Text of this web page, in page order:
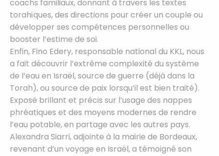
coachs familiaux, donnant à travers les textes
torahïques, des directions pour créer un couple ou
développer ses compétences personnelles ou
booster l’estime de soi.
Enfin, Fino Edery, responsable national du KKL, nous
a fait découvrir l’extrême complexité du système
de l’eau en Israël, source de guerre (déjà dans la
Torah), ou source de paix lorsqu’il est bien traité).
Exposé brillant et précis sur l’usage des nappes
phréatiques et des moyens modernes de rendre
l’eau potable, en partage avec les autres pays.
Alexandra Siarri, adjointe à la mairie de Bordeaux,
revenant d’un voyage en Israël, a témoigné son